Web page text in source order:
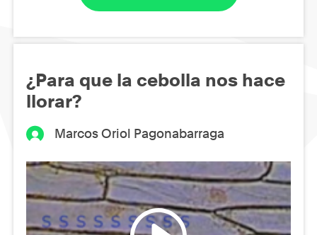
¿Para que la cebolla nos hace
llorar?
Marcos Oriol Pagonabarraga